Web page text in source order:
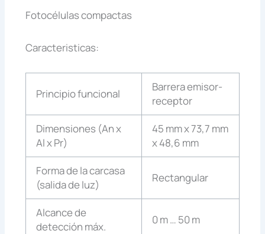
Fotocélulas compactas
Caracteristicas:
Principio funcional
Barrera emisor-
receptor
Dimensiones (An x
Al x Pr)
45 mm x 73,7 mm
x 48,6 mm
Forma de la carcasa
(salida de luz)
Rectangular
Alcance de
detección máx.
0 m … 50 m